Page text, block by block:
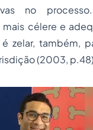
no
célere e
zelar, também,
(2003, p.48)